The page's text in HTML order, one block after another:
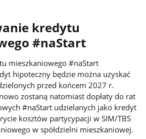
kredytu
#naStart
mieszkaniowego #naStart
hipoteczny będzie można uzyskać
przed końcem 2027 r.
zostaną natomiast dopłaty do rat
#naStart udzielanych jako kredyt
kosztów partycypacji w SIM/TBS
w spółdzielni mieszkaniowej.